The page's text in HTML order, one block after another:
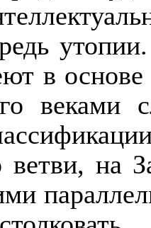
в основе
веками
ветви, на